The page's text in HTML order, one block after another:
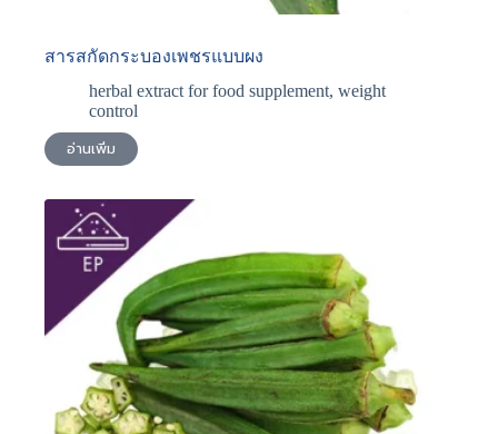
สารสกัดกระบองเพชรแบบผง
herbal extract for food supplement, weight
control
อ่านเพิ่ม